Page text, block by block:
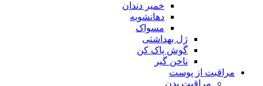
خمیر دندان
دهانشویه
مسواک
ژل بهداشتی
گوش پاک کن
ناخن گیر
مراقبت از پوست
مراقبت بدن